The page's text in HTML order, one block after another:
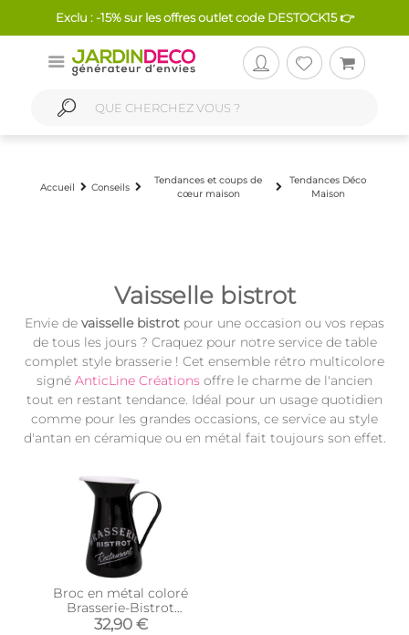
Exclu : -15% sur les offres outlet code DESTOCK15 👉
Accueil Conseils
Tendances et coups de
cœur maison
Tendances Déco
Maison
Vaisselle bistrot
Envie de vaisselle bistrot pour une occasion ou vos repas
de tous les jours ? Craquez pour notre service de table
complet style brasserie ! Cet ensemble rétro multicolore
signé AnticLine Créations offre le charme de l'ancien
tout en restant tendance. Idéal pour un usage quotidien
comme pour les grandes occasions, ce service au style
d'antan en céramique ou en métal fait toujours son effet.
Broc en métal coloré
Brasserie-Bistrot
(Noir)
32,90 €